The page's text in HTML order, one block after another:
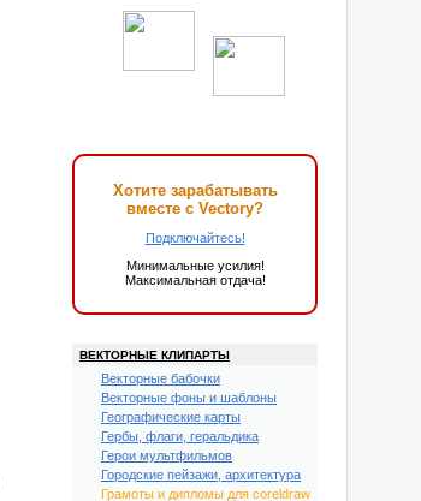
Хотите зарабатывать
вместе с Vectory?
Подключайтесь!
Минимальные усилия!
Максимальная отдача!
ВЕКТОРНЫЕ КЛИПАРТЫ
Векторные бабочки
Векторные фоны и шаблоны
Географические карты
Гербы, флаги, геральдика
Герои мультфильмов
Городские пейзажи, архитектура
Грамоты и дипломы для coreldraw